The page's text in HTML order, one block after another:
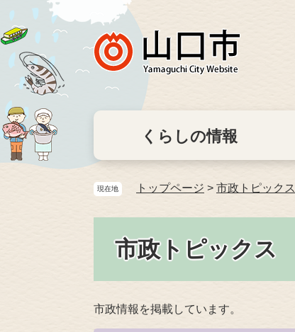
くらしの情報
現在地 トップページ > 市政トピックス
市政トピックス
市政情報を掲載しています。